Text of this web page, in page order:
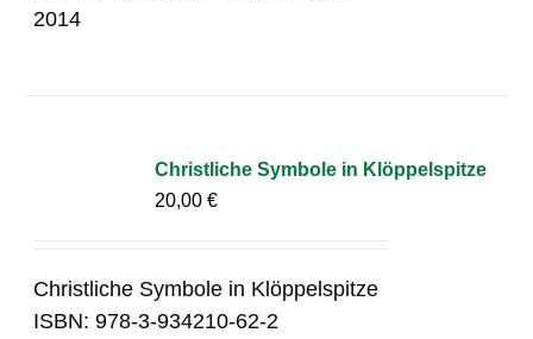
2014
Christliche Symbole in Klöppelspitze
20,00€
Christliche Symbole in Klöppelspitze
ISBN: 978-3-934210-62-2